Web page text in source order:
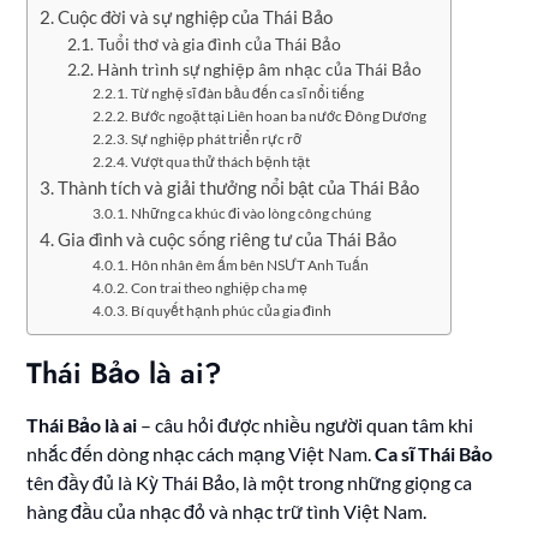
Cuộc đời và sự nghiệp của Thái Bảo
Tuổi thơ và gia đình của Thái Bảo
Hành trình sự nghiệp âm nhạc của Thái Bảo
Từ nghệ sĩ đàn bầu đến ca sĩ nổi tiếng
Bước ngoặt tại Liên hoan ba nước Đông Dương
Sự nghiệp phát triển rực rỡ
Vượt qua thử thách bệnh tật
Thành tích và giải thưởng nổi bật của Thái Bảo
Những ca khúc đi vào lòng công chúng
Gia đình và cuộc sống riêng tư của Thái Bảo
Hôn nhân êm ấm bên NSƯT Anh Tuấn
Con trai theo nghiệp cha mẹ
Bí quyết hạnh phúc của gia đình
Thái Bảo là ai?
Thái Bảo là ai – câu hỏi được nhiều người quan tâm khi
nhắc đến dòng nhạc cách mạng Việt Nam.Ca sĩ Thái Bảo
tên đầy đủ là Kỳ Thái Bảo, là một trong những giọng ca
hàng đầu của nhạc đỏ và nhạc trữ tình Việt Nam.